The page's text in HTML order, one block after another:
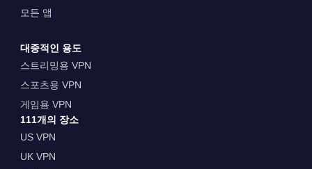
모든 앱
대중적인 용도
스트리밍용 VPN
스포츠용 VPN
게임용 VPN
111개의 장소
US VPN
UK VPN